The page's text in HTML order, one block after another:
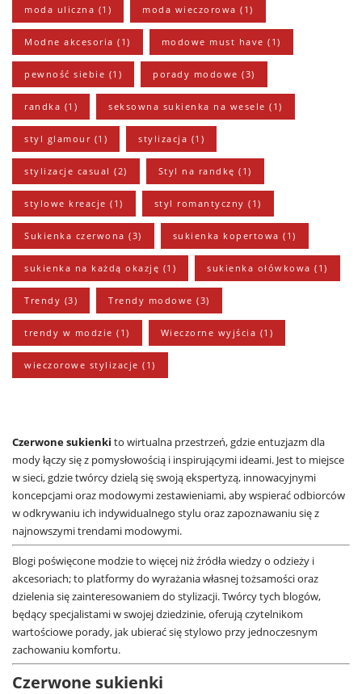
moda uliczna (1) moda wieczorowa (1)
Modne akcesoria (1) modowe must have (1)
pewność siebie (1) porady modowe (3)
randka (1) seksowna sukienka na wesele (1)
styl glamour (1) stylizacja (1)
stylizacje casual (2) Styl na randkę (1)
stylowe kreacje (1) styl romantyczny (1)
Sukienka czerwona (3) sukienka kopertowa (1)
sukienka na każdą okazję (1) sukienka ołówkowa (1)
Trendy (3) Trendy modowe (3)
trendy w modzie (1) Wieczorne wyjścia (1)
wieczorowe stylizacje (1)
Czerwone sukienki to wirtualna przestrzeń, gdzie entuzjazm dla
mody łączy się z pomysłowością i inspirującymi ideami. Jest to miejsce
w sieci, gdzie twórcy dzielą się swoją ekspertyzą, innowacyjnymi
koncepcjami oraz modowymi zestawieniami, aby wspierać odbiorców
w odkrywaniu ich indywidualnego stylu oraz zapoznawaniu się z
najnowszymi trendami modowymi.
Blogi poświęcone modzie to więcej niż źródła wiedzy o odzieży i
akcesoriach; to platformy do wyrażania własnej tożsamości oraz
dzielenia się zainteresowaniem do stylizacji. Twórcy tych blogów,
będący specjalistami w swojej dziedzinie, oferują czytelnikom
wartościowe porady, jak ubierać się stylowo przy jednoczesnym
zachowaniu komfortu.
Czerwone sukienki